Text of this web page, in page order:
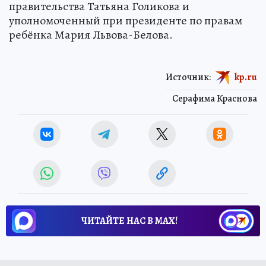
правительства Татьяна Голикова и
уполномоченный при президенте по правам
ребёнка Мария Львова-Белова.
Серафима Краснова
Источник: kp.ru
ЧИТАЙТЕ НАС В МАХ!